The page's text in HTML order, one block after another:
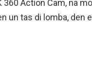
360 Action Cam, na
un tas di lomba, den